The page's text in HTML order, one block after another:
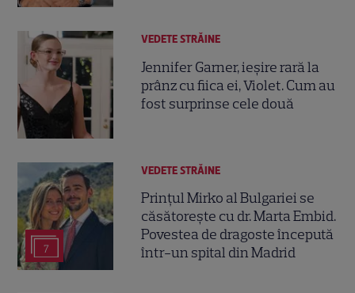
VEDETE STRĂINE
Jennifer Garner, ieșire rară la
prânz cu fiica ei, Violet. Cum au
fost surprinse cele două
7
VEDETE STRĂINE
Prințul Mirko al Bulgariei se
căsătorește cu dr. Marta Embid.
Povestea de dragoste începută
într-un spital din Madrid